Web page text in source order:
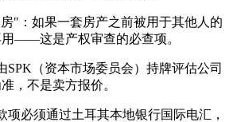
"：如果一套房产之前被用于其他人的
用——这是产权审查的必查项。
SPK（资本市场委员会）持牌评估公司
，不是卖方报价。
项必须通过土耳其本地银行国际电汇，